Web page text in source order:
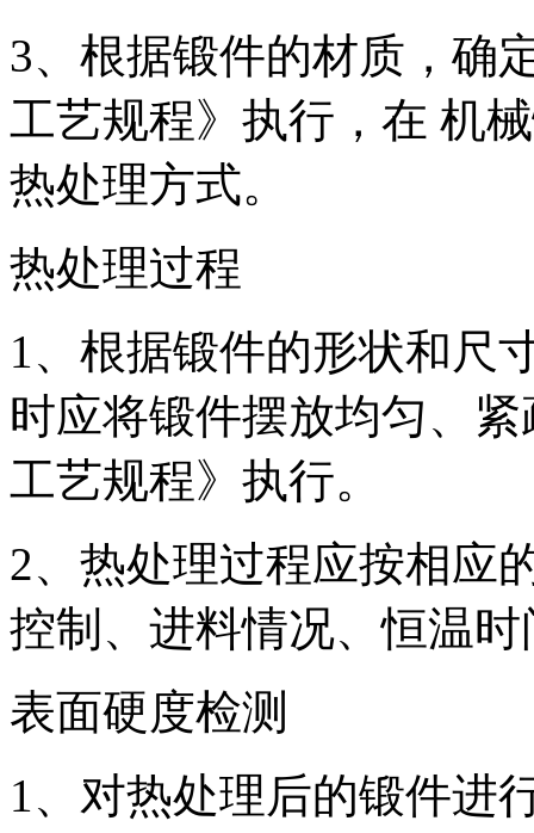
3、根据锻件的材质，确
工艺规程》执行，在 机
热处理方式。
热处理过程
1、根据锻件的形状和尺
时应将锻件摆放均匀、
工艺规程》执行。
2、热处理过程应按相应
控制、进料情况、恒温
表面硬度检测
1、对热处理后的锻件进